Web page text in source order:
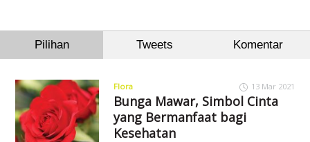
Pilihan Tweets Komentar
Flora 13 Mar 2021
Bunga Mawar, Simbol Cinta
yang Bermanfaat bagi
Kesehatan